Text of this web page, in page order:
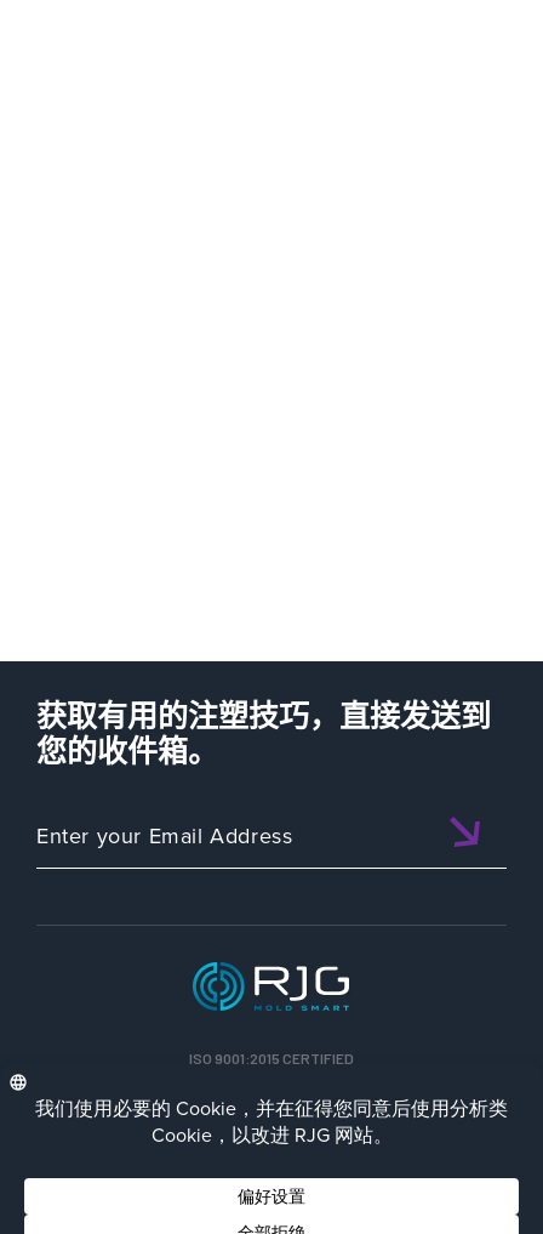
获取有用的注塑技巧，直接发送到
您的收件箱。
ISO 9001:2015 CERTIFIED
Privacy Policy Terms/Impressum